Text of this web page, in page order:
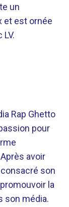
un
et est ornée
Rap Ghetto
pour
avoir
son
la
son média.